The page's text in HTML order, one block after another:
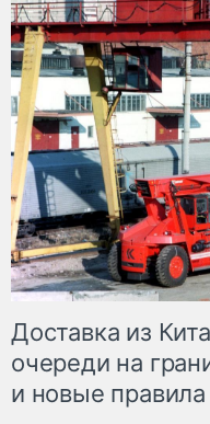
Доставка из
очереди на
и новые